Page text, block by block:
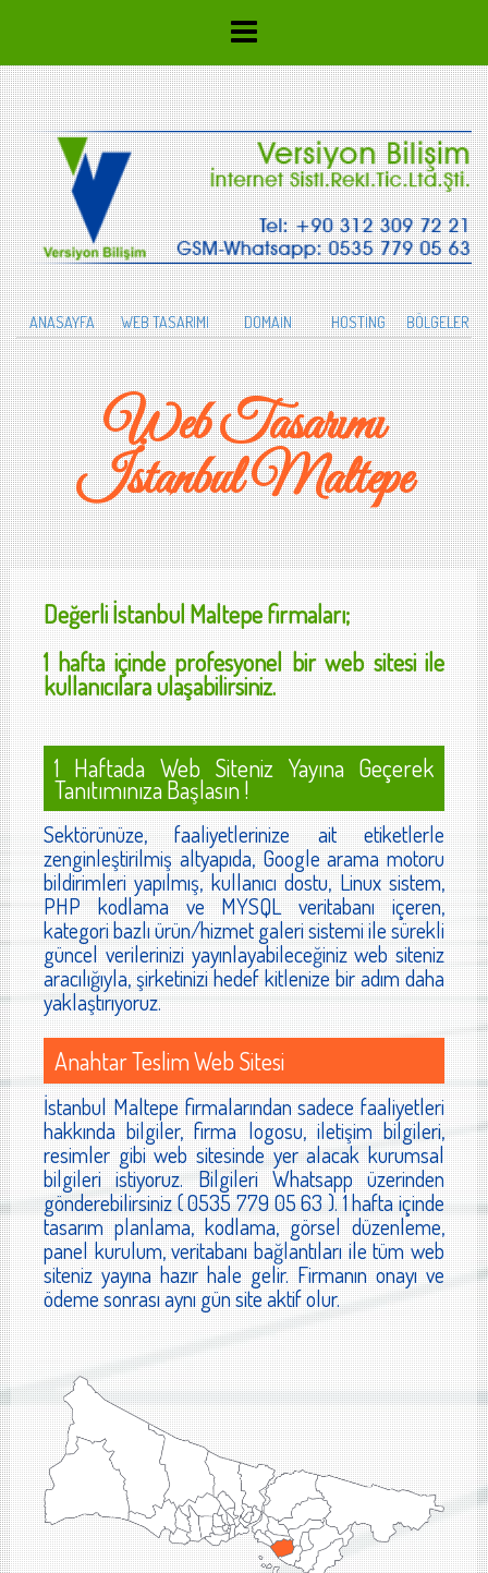
ANASAYFA WEB TASARIMI DOMAİN HOSTİNG BÖLGELER
Web Tasarımı
İstanbul Maltepe
Değerliİstanbul Maltepefirmaları;
1 hafta içinde profesyonel bir web sitesi ile
kullanıcılara ulaşabilirsiniz.
1 Haftada Web Siteniz Yayına Geçerek
Tanıtımınıza Başlasın !
Sektörünüze, faaliyetlerinize ait etiketlerle
zenginleştirilmiş altyapıda, Google arama motoru
bildirimleri yapılmış, kullanıcı dostu, Linux sistem,
PHP kodlama ve MYSQL veritabanı içeren,
kategori bazlı ürün/hizmet galeri sistemi ile sürekli
güncel verilerinizi yayınlayabileceğiniz web siteniz
aracılığıyla, şirketinizi hedef kitlenize bir adım daha
yaklaştırıyoruz.
Anahtar Teslim Web Sitesi
İstanbul Maltepe firmalarından sadece faaliyetleri
hakkında bilgiler, firma logosu, iletişim bilgileri,
resimler gibi web sitesinde yer alacak kurumsal
bilgileri istiyoruz. Bilgileri Whatsapp üzerinden
gönderebilirsiniz ( 0535 779 05 63 ). 1 hafta içinde
tasarım planlama, kodlama, görsel düzenleme,
panel kurulum, veritabanı bağlantıları ile tüm web
siteniz yayına hazır hale gelir. Firmanın onayı ve
ödeme sonrası aynı gün site aktif olur.